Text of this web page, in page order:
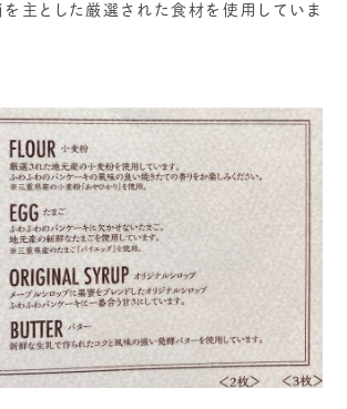
を主とした厳選された食材を使用していま